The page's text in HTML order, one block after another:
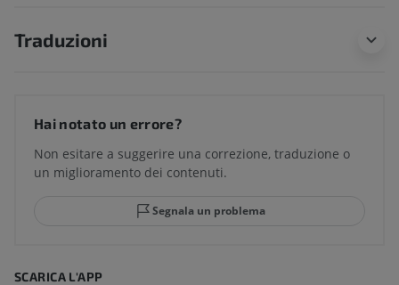
Traduzioni
Hai notato un errore?
Non esitare a suggerire una correzione, traduzione o
un miglioramento dei contenuti.
Segnala un problema
SCARICA L'APP